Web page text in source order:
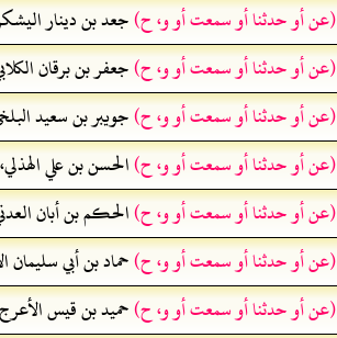
(عن أو حدثنا أو سمعت أو و، ح)جعد بن دينار
(عن أو حدثنا أو سمعت أو و، ح)جعفر بن برقان
(عن أو حدثنا أو سمعت أو و، ح)جويبر بن سعيد
(عن أو حدثنا أو سمعت أو و، ح)الحسن بن علي
(عن أو حدثنا أو سمعت أو و، ح)الحكم بن أبان
(عن أو حدثنا أو سمعت أو و، ح)حماد بن أبي سليمان
(عن أو حدثنا أو سمعت أو و، ح)حميد بن قيس